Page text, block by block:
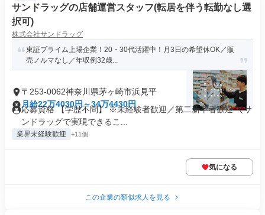
サンドラッグの店舗運営スタッフ(転居を伴う転勤なし選
択可)
株式会社サンドラッグ
東証プライム上場企業！20・30代活躍中！月3日の希望休OK／販
売ノルマなし／年収例32歳...
〒253-0062神奈川県茅ヶ崎市浜見平
月給22万4030円～34万4430円
応募資格 【学歴不問】 ※未経験者歓迎／第二新卒者歓迎 ＼サ
ンドラッグで実現できるこ...
業界未経験歓迎 +11個
気になる
この企業の類似求人を見る